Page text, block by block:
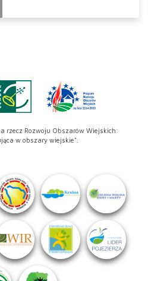
rzecz Rozwoju Obszarów Wiejskich:
w obszary wiejskie".